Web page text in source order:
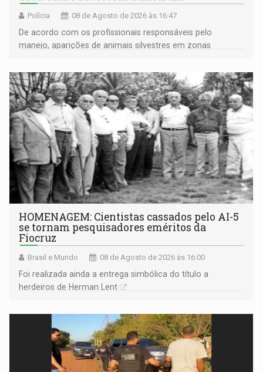
Polícia 08 de Agosto de 2026 às 16:47
De acordo com os profissionais responsáveis pelo
manejo, aparições de animais silvestres em zonas
HOMENAGEM: Cientistas cassados pelo AI-5
se tornam pesquisadores eméritos da
Fiocruz
Brasil e Mundo 08 de Agosto de 2026 às 16:00
Foi realizada ainda a entrega simbólica do título a
herdeiros de Herman Lent